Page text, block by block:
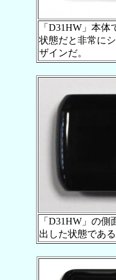
「D31HW」本
状態だと非常に
ザインだ。
「D31HW」の
出した状態であ